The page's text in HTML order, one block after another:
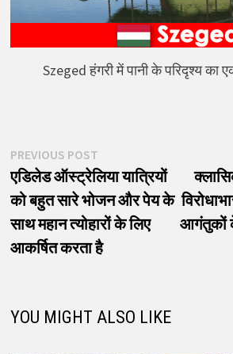
Szeged हंगरी में पानी के परिदृश्य का
पोस्ट
नेविगेशन
PREVIOUS POSTPrevious
post:
एडिलेड ऑस्ट्रेलिया यात्रियों
को बहुत सारे भोजन और पेय के
साथ महान त्योहारों के लिए
आकर्षित करता है
आगंतुकों
YOU MIGHT ALSO LIKE